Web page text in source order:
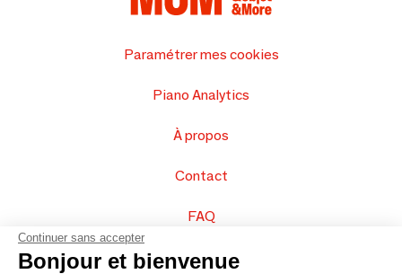
Paramétrer mes cookies
Piano Analytics
À propos
Contact
FAQ
Vendez vos produits
Continuer sans accepter
Bonjour et bienvenue